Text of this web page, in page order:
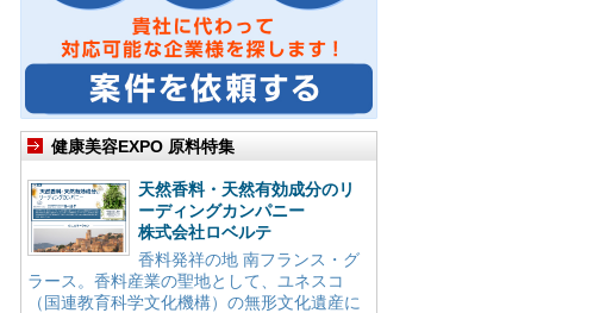
健康美容EXPO 原料特集
天然香料・天然有効成分のリ
ーディングカンパニー
株式会社ロベルテ
香料発祥の地 南フランス・グ
ラース。香料産業の聖地として、ユネスコ
（国連教育科学文化機構）の無形文化遺産に